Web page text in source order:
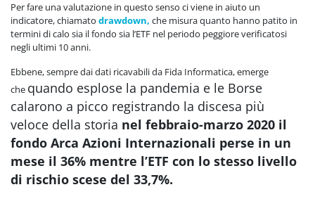
Per fare una valutazione in questo senso ci viene in aiuto un
indicatore, chiamato drawdown, che misura quanto hanno patito in
termini di calo sia il fondo sia l’ETF nel periodo peggiore verificatosi
negli ultimi 10 anni.
Ebbene, sempre dai dati ricavabili da Fida Informatica, emerge
che quando esplose la pandemia e le Borse
calarono a picco registrando la discesa più
veloce della storia nel febbraio-marzo 2020 il
fondo Arca Azioni Internazionali perse in un
mese il 36% mentre l’ETF con lo stesso livello
di rischio scese del 33,7%.